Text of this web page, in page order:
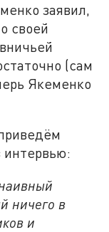
заявил,
своей
(сам
Якеменко
интервью:
ничего в
и